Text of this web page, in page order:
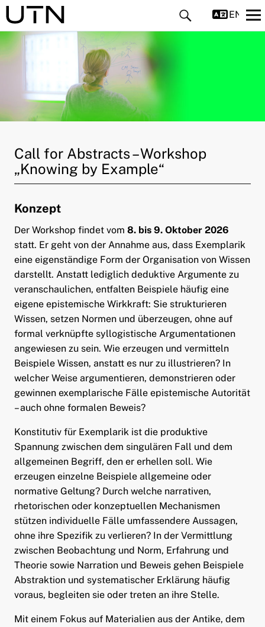
Menü aufklappen
Menü aufklappen
Menü aufklappen
Call for Abstracts – Workshop
„Knowing by Example“
Konzept
Der Workshop findet vom 8. bis 9. Oktober 2026
statt. Er geht von der Annahme aus, dass Exemplarik
eine eigenständige Form der Organisation von Wissen
darstellt. Anstatt lediglich deduktive Argumente zu
veranschaulichen, entfalten Beispiele häufig eine
eigene epistemische Wirkkraft: Sie strukturieren
Wissen, setzen Normen und überzeugen, ohne auf
formal verknüpfte syllogistische Argumentationen
angewiesen zu sein. Wie erzeugen und vermitteln
Beispiele Wissen, anstatt es nur zu illustrieren? In
welcher Weise argumentieren, demonstrieren oder
gewinnen exemplarische Fälle epistemische Autorität
– auch ohne formalen Beweis?
Konstitutiv für Exemplarik ist die produktive
Spannung zwischen dem singulären Fall und dem
allgemeinen Begriff, den er erhellen soll. Wie
erzeugen einzelne Beispiele allgemeine oder
normative Geltung? Durch welche narrativen,
rhetorischen oder konzeptuellen Mechanismen
stützen individuelle Fälle umfassendere Aussagen,
ohne ihre Spezifik zu verlieren? In der Vermittlung
zwischen Beobachtung und Norm, Erfahrung und
Theorie sowie Narration und Beweis gehen Beispiele
Abstraktion und systematischer Erklärung häufig
voraus, begleiten sie oder treten an ihre Stelle.
Mit einem Fokus auf Materialien aus der Antike, dem